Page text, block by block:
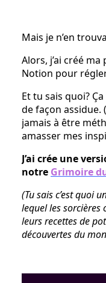
Mais je n’en
Alors, j’ai créé
Notion pour
Et tu sais quoi?
de façon assidue.
jamais à être
amasser mes
J’ai crée une
notre Grimoire
(Tu sais c’est quoi
lequel les sorcières
leurs recettes de
découvertes du